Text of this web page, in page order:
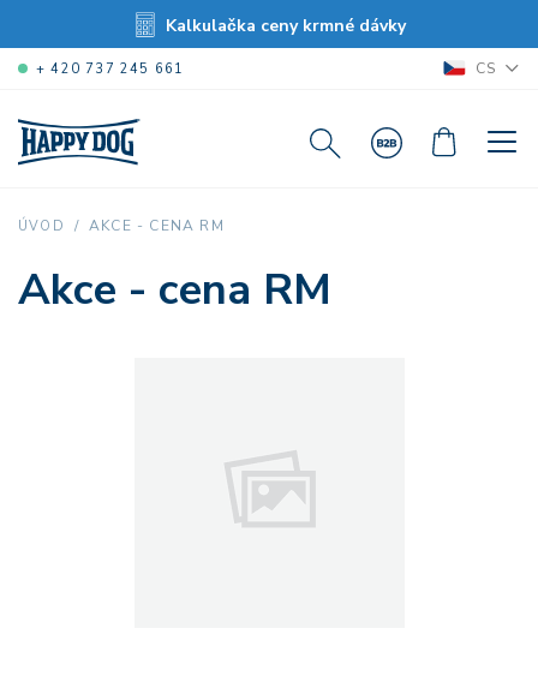
Kalkulačka ceny krmné dávky
+ 420 737 245 661 CS
ÚVOD AKCE - CENA RM
Akce - cena RM